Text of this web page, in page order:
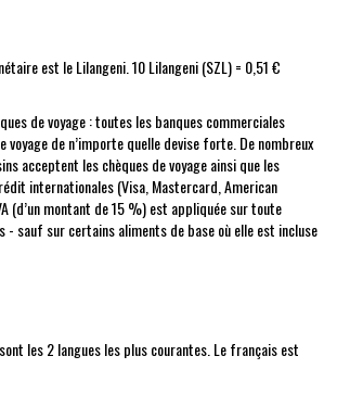
est le Lilangeni. 10 Lilangeni (SZL) = 0,51 €
de voyage : toutes les banques commerciales
voyage de n’importe quelle devise forte. De nombreux
acceptent les chèques de voyage ainsi que les
internationales (Visa, Mastercard, American
(d’un montant de 15 %) est appliquée sur toute
- sauf sur certains aliments de base où elle est incluse
les 2 langues les plus courantes. Le français est